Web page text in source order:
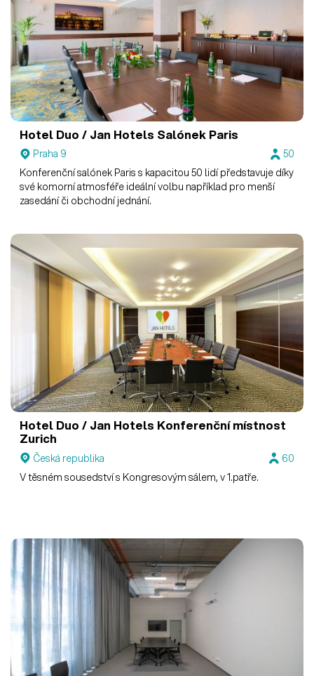
Hotel Duo / Jan Hotels Salónek Paris
Praha 9
50
Konferenční salónek Paris s kapacitou 50 lidí představuje díky
své komorní atmosféře ideální volbu například pro menší
zasedání či obchodní jednání.
Hotel Duo / Jan Hotels Konferenční místnost
Zurich
Česká republika
60
V těsném sousedství s Kongresovým sálem, v 1.patře.